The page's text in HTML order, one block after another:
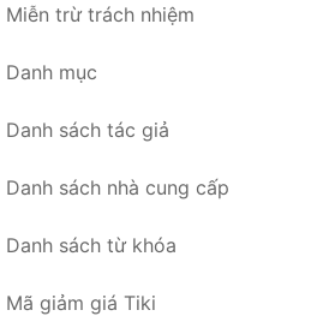
Miễn trừ trách nhiệm
Danh mục
Danh sách tác giả
Danh sách nhà cung cấp
Danh sách từ khóa
Mã giảm giá Tiki